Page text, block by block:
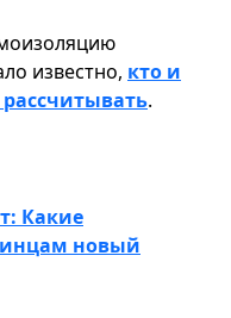
известно, кто и
.
Какие
новый